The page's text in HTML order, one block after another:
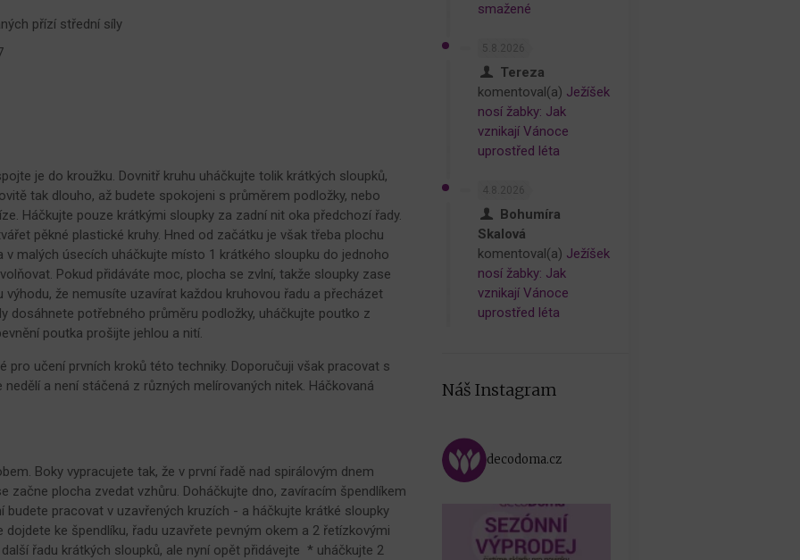
přízí střední síly
je do kroužku. Dovnitř kruhu uháčkujte tolik krátkých sloupků,
tak dlouho, až budete spokojeni s průměrem podložky, nebo
Háčkujte pouze krátkými sloupky za zadní nit oka předchozí řady.
pěkné plastické kruhy. Hned od začátku je však třeba plochu
malých úsecích uháčkujte místo 1 krátkého sloupku do jednoho
Pokud přidáváte moc, plocha se zvlní, takže sloupky zase
výhodu, že nemusíte uzavírat každou kruhovou řadu a přecházet
dosáhnete potřebného průměru podložky, uháčkujte poutko z
poutka prošijte jehlou a nití.
pro učení prvních kroků této techniky. Doporučuji však pracovat s
a není stáčená z různých melírovaných nitek. Háčkovaná
Boky vypracujete tak, že v první řadě nad spirálovým dnem
začne plocha zvedat vzhůru. Doháčkujte dno, zavíracím špendlíkem
budete pracovat v uzavřených kruzích - a háčkujte krátké sloupky
ke špendlíku, řadu uzavřete pevným okem a 2 řetízkovými
řadu krátkých sloupků, ale nyní opět přidávejte * uháčkujte 2
smažené
Tereza
komentoval(a) Ježíšek
nosí žabky: Jak
vznikají Vánoce
uprostřed léta
Bohumíra
Skalová
komentoval(a) Ježíšek
nosí žabky: Jak
vznikají Vánoce
uprostřed léta
Náš Instagram
decodoma.cz